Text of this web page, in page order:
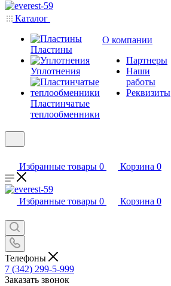
Каталог
Пластины
Уплотнения
Пластинчатые
теплообменники
О компании
Партнеры
Наши
работы
Реквизиты
Избранные товары 0 Корзина 0
Избранные товары 0 Корзина 0
Телефоны
7 (342) 299-5-999
Заказать звонок